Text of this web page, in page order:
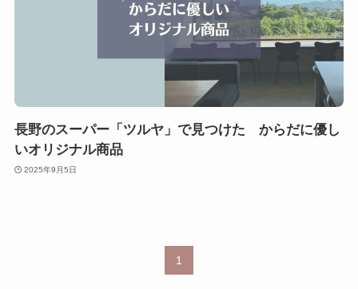
長野のスーパー「ツルヤ」で見つけた からだに優し
いオリジナル商品
2025年9月5日
1